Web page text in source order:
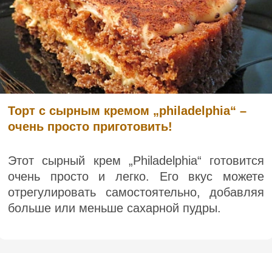
Торт с сырным кремом „philadelphia“ –
очень просто приготовить!
Этот сырный крем „Philadelphia“ готовится
очень просто и легко. Его вкус можете
отрегулировать самостоятельно, добавляя
больше или меньше сахарной пудры.